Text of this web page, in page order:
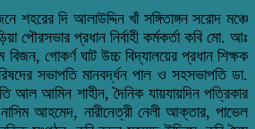
দি আলাউদ্দিন খাঁ সঙ্গিতাঙ্গন সরোদ মঞ্চে
পৌরসভার প্রধান নির্বাহী কর্মকর্তা কবি মো. আঃ
গোকর্ণ ঘাট উচ্চ বিদ্যালয়ের প্রধান শিক্ষক
সভাপতি মানবর্দ্ধন পাল ও সহসভাপতি ডা.
আল আমিন শাহীন, দৈনিক যায়যায়দিন পত্রিকার
আহমেদ, নারীনেত্রী নেলী আক্তার, পাভেল